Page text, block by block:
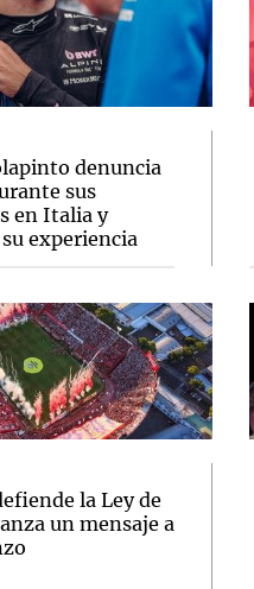
denuncia
sus
en Italia y
experiencia
la Ley de
un mensaje a
Notas
Cadena 3 en Groenlandia